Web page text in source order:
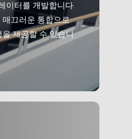
이터를 개발합니다.
끄러운 통합으로
제공할 수 있습니